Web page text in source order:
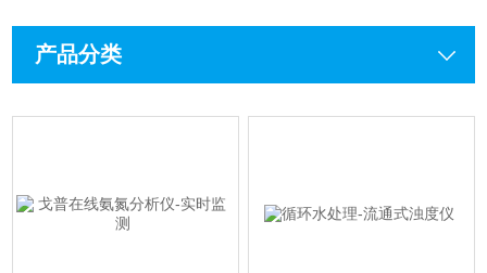
产品分类